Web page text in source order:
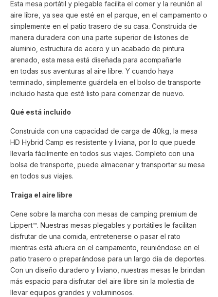
Esta mesa portátil y plegable facilita el comer y la reunión al
aire libre, ya sea que esté en el parque, en el campamento o
simplemente en el patio trasero de su casa. Construida de
manera duradera con una parte superior de listones de
aluminio, estructura de acero y un acabado de pintura
arenado, esta mesa está diseñada para acompañarle
en todas sus aventuras al aire libre. Y cuando haya
terminado, simplemente guárdela en el bolso de transporte
incluido hasta que esté listo para comenzar de nuevo.
Qué está incluido
Construida con una capacidad de carga de 40kg, la mesa
HD Hybrid Camp es resistente y liviana, por lo que puede
llevarla fácilmente en todos sus viajes. Completo con una
bolsa de transporte, puede almacenar y transportar su mesa
en todos sus viajes.
Traiga el aire libre
Cene sobre la marcha con mesas de camping premium de
Lippert™. Nuestras mesas plegables y portátiles le facilitan
disfrutar de una comida, entretenerse o pasar el rato
mientras está afuera en el campamento, reuniéndose en el
patio trasero o preparándose para un largo día de deportes.
Con un diseño duradero y liviano, nuestras mesas le brindan
más espacio para disfrutar del aire libre sin la molestia de
llevar equipos grandes y voluminosos.